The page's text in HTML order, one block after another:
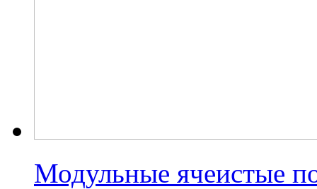
Модульные ячеистые